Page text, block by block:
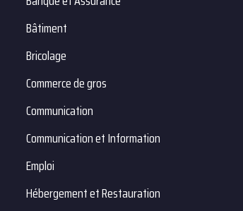
Bâtiment
Bricolage
Commerce de gros
Communication
Communication et Information
Emploi
Hébergement et Restauration